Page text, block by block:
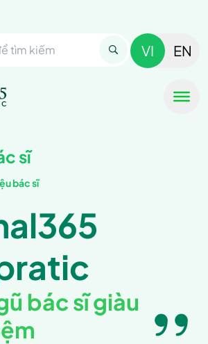
VI EN
sĩ
bác sĩ
bác sĩ giàu